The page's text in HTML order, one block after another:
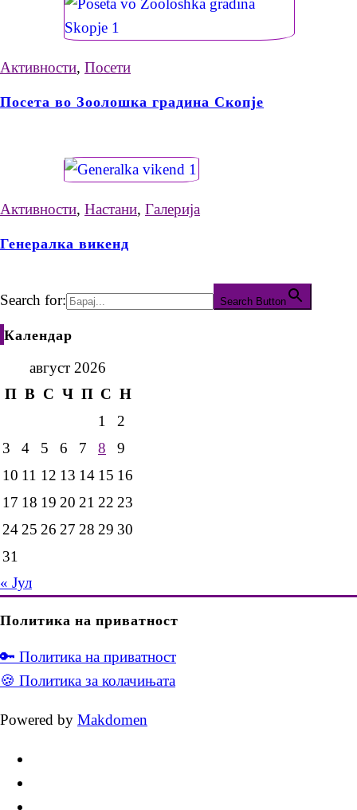
Активности, Посети
Посета во Зоолошка градина Скопје
Активности, Настани, Галерија
Генералка викенд
Search for: Search Button
Календар
август 2026
П В С Ч П С Н
1
2
3
4 5 6 7 8
9
10 11 12 13 14 15 16
17 18 19 20 21 22 23
24 25 26 27 28 29 30
31
« Јул
Политика на приватност
🔑 Политика на приватност
🍪 Политика за колачињата
Powered by Makdomen